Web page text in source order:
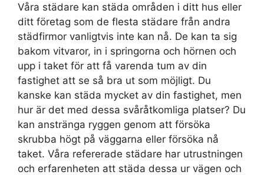
Våra städare kan städa områden i ditt hus eller
ditt företag som de flesta städare från andra
städfirmor vanligtvis inte kan nå. De kan ta sig
bakom vitvaror, in i springorna och hörnen och
upp i taket för att få varenda tum av din
fastighet att se så bra ut som möjligt. Du
kanske kan städa mycket av din fastighet, men
hur är det med dessa svåråtkomliga platser? Du
kan anstränga ryggen genom att försöka
skrubba högt på väggarna eller försöka nå
taket. Våra refererade städare har utrustningen
och erfarenheten att städa dessa ur vägen och